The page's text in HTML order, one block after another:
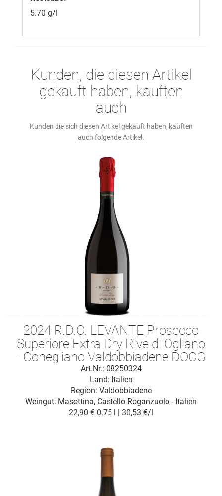
5.70 g/l
Kunden, die diesen Artikel
gekauft haben, kauften
auch
Kunden die sich diesen Artikel gekauft haben, kauften
auch folgende Artikel.
2024 R.D.O. LEVANTE Prosecco
Superiore Extra Dry Rive di Ogliano
- Conegliano Valdobbiadene DOCG
Art.Nr.: 08250324
Weingut: Masottina, Castello Roganzuolo - Italien
Land: Italien
Region: Valdobbiadene
22,90 € 0.75 l | 30,53 €/l